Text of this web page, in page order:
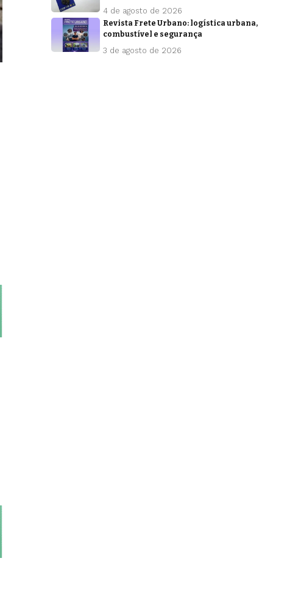
4 de agosto de 2026
Revista Frete Urbano: logística urbana,
combustível e segurança
3 de agosto de 2026